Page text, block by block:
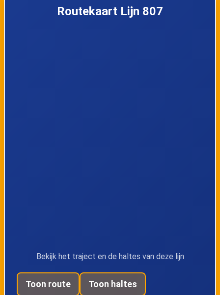
Kaulille, Oude
Hostieweg
Kaulille, Hostie
Bocholterkiezel
Beek, Kerk
Routekaart Lijn 807
Bekijk het traject en de haltes van deze lijn
Toon route Toon haltes